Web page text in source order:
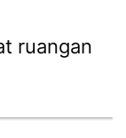
ruangan